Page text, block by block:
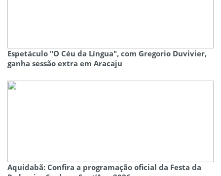
Espetáculo "O Céu da Língua", com Gregorio Duvivier,
ganha sessão extra em Aracaju
Aquidabã: Confira a programação oficial da Festa da